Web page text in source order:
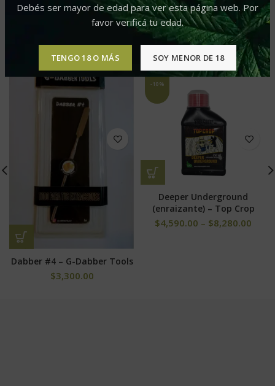
Debés ser mayor de edad para ver esta página web. Por
favor verificá tu edad.
TENGO 18 O MÁS SOY MENOR DE 18
PRODUCTOS RELACIONADOS
Dabber #4 – G-Dabber Tools
$3,300.00
-10%
Deeper Underground
(enraizante) – Top Crop
$4,590.00 – $8,280.00